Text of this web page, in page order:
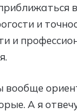
и
и
вообще
А я